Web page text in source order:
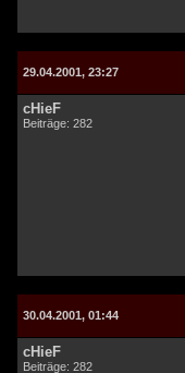
29.04.2001, 23:27
cHieF
Beiträge: 282
30.04.2001, 01:44
cHieF
Beiträge: 282